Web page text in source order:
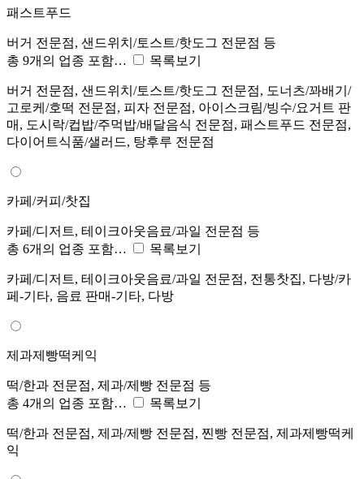
패스트푸드
버거 전문점, 샌드위치/토스트/핫도그 전문점 등
총 9개의 업종 포함…
목록보기
버거 전문점, 샌드위치/토스트/핫도그 전문점, 도너츠/꽈배기/
고로케/호떡 전문점, 피자 전문점, 아이스크림/빙수/요거트 판
매, 도시락/컵밥/주먹밥/배달음식 전문점, 패스트푸드 전문점,
다이어트식품/샐러드, 탕후루 전문점
카페/커피/찻집
카페/디저트, 테이크아웃음료/과일 전문점 등
총 6개의 업종 포함…
목록보기
카페/디저트, 테이크아웃음료/과일 전문점, 전통찻집, 다방/카
페-기타, 음료 판매-기타, 다방
제과제빵떡케익
떡/한과 전문점, 제과/제빵 전문점 등
총 4개의 업종 포함…
목록보기
떡/한과 전문점, 제과/제빵 전문점, 찐빵 전문점, 제과제빵떡케
익